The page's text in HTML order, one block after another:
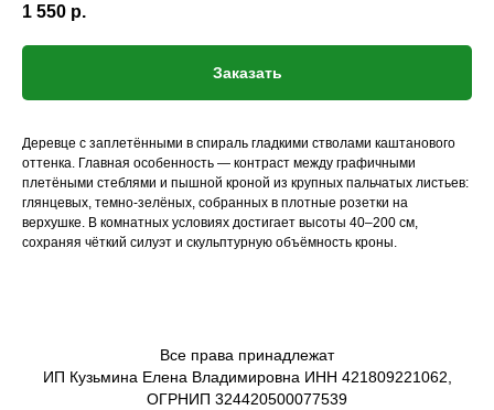
1 550 р.
Заказать
Деревце с заплетёнными в спираль гладкими стволами каштанового
оттенка. Главная особенность — контраст между графичными
плетёными стеблями и пышной кроной из крупных пальчатых листьев:
глянцевых, темно-зелёных, собранных в плотные розетки на
верхушке. В комнатных условиях достигает высоты 40–200 см,
сохраняя чёткий силуэт и скульптурную объёмность кроны.
Все права принадлежат
ИП Кузьмина Елена Владимировна ИНН 421809221062,
ОГРНИП 324420500077539